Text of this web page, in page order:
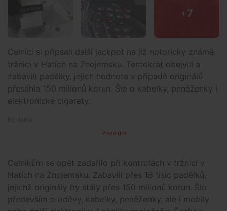
+7
Celníci si připsali další jackpot na již notoricky známé
tržnici v Hatích na Znojemsku. Tentokrát obejvili a
zabavili padělky, jejich hodnota v případě originálů
přesáhla 150 milionů korun. Šlo o kabelky, peněženky i
elektronické cigarety.
Premium
Celníkům se opět zadařilo při kontrolách v tržnici v
Hatích na Znojemsku. Zabavili přes 18 tisíc padělků,
jejichž originály by stály přes 150 milionů korun. Šlo
především o oděvy, kabelky, peněženky, ale i mobily